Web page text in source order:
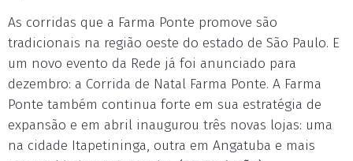
As corridas que a Farma Ponte promove são
tradicionais na região oeste do estado de São Paulo. E
um novo evento da Rede já foi anunciado para
dezembro: a Corrida de Natal Farma Ponte. A Farma
Ponte também continua forte em sua estratégia de
expansão e em abril inaugurou três novas lojas: uma
na cidade Itapetininga, outra em Angatuba e mais